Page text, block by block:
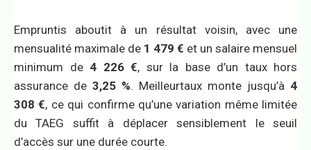
Empruntis aboutit à un résultat voisin, avec une
mensualité maximale de 1 479 € et un salaire mensuel
minimum de 4 226 €, sur la base d’un taux hors
assurance de 3,25 %. Meilleurtaux monte jusqu’à 4
308 €, ce qui confirme qu’une variation même limitée
du TAEG suffit à déplacer sensiblement le seuil
d’accès sur une durée courte.